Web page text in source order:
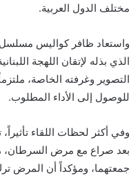
مختلف الدول العربية.
واستعاد ظافر كواليس
الذي بذله لإتقان اللهجة
التصوير وغرفته الخاصة،
للوصول إلى الأداء المطلوب.
وفي أكثر لحظات اللقاء
بعد صراع مع مرض السرطان،
جمعتهما، ومؤكداً أن المرض